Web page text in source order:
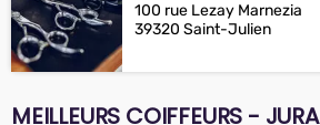
100 rue Lezay Marnezia
39320 Saint-Julien
MEILLEURS COIFFEURS - JURA